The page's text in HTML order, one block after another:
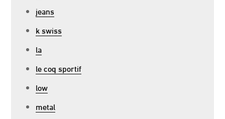
jeans
k swiss
la
le coq sportif
low
metal